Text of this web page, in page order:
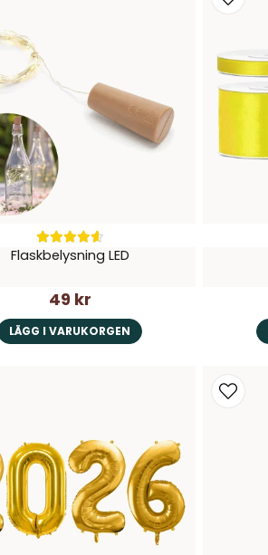
Flaskbelysning LED
49 kr
LÄGG I VARUKORGEN